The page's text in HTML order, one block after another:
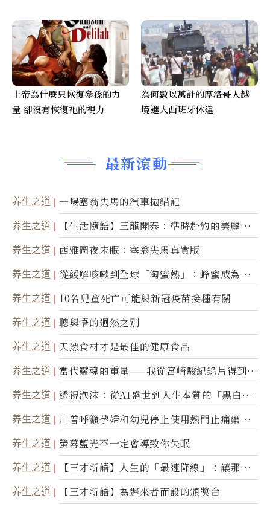
最新滾動
养生之道 一場塞翁失馬的汽車拋錨記
养生之道
【生活隨語】三龍開泰：準時赴約的美麗震
撼
养生之道 西雅圖夜未眠：塞翁失馬真實版
养生之道
從緩解咳嗽到全球「淘蜜熱」：蜂蜜成為健
康產業前沿商品
养生之道 10名兒童死亡可能與新冠疫苗接種有關
养生之道 聰與悟的迥然之別
养生之道 天然食材才是最佳的健康食品
养生之道
當代靈魂的重量——我從宮崎駿紀錄片得到的
省思
养生之道
透視泡沫：從AI盛世到人生本質的「黑白一
瞬」
养生之道
川普呼籲孕婦和幼兒停止使用熱門止痛藥泰
諾
养生之道 螢幕藍光不一定會導致你失眠
养生之道
【三才新語】人生的「最速降線」：讓那道
光，帶你滑向自己
养生之道 【三才新語】為遲來者而設的頒獎台
上帝為什麼只恢復參孫的力
量 卻沒有恢復祂的視力
為何數以萬計的摩洛哥人越
境進入西班牙休達